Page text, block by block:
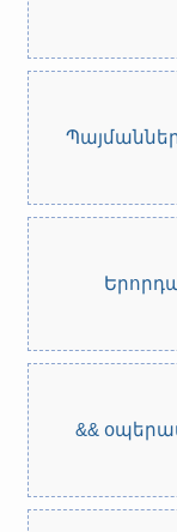
&&